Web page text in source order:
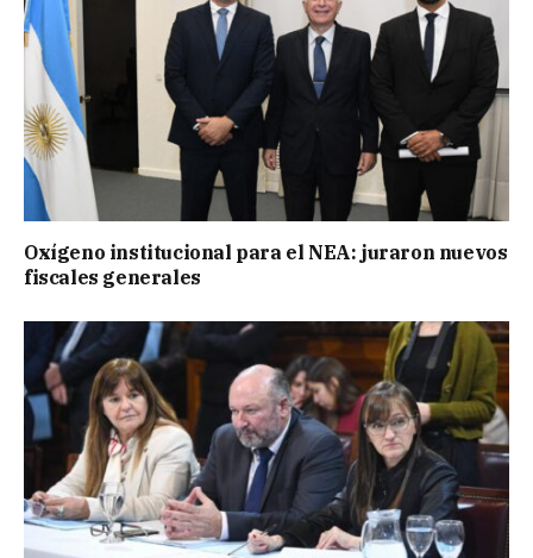
Oxígeno institucional para el NEA: juraron nuevos
fiscales generales